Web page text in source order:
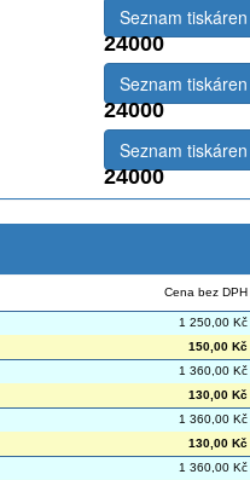
24000
Seznam tiskáren
24000
Seznam tiskáren
24000
Seznam tiskáren
Cena bez DPH
1 250,00 Kč
150,00 Kč
1 360,00 Kč
130,00 Kč
1 360,00 Kč
130,00 Kč
1 360,00 Kč